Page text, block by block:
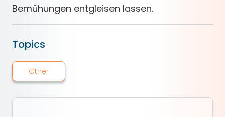
Bemühungen entgleisen lassen.
Topics
Other